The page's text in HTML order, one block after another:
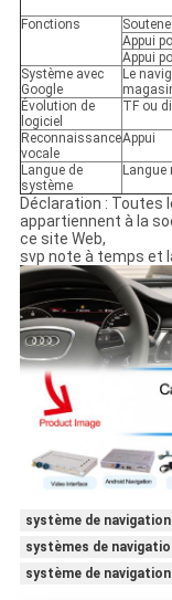
Fonctions
Appui
Appui
Système avec
Google
Le
Évolution de
logiciel
TF ou
Reconnaissance
vocale
Appui
Langue de
système
Langue
Déclaration : Toutes
appartiennent à la
ce site Web,
svp note à temps et
système de
systèmes de
système de